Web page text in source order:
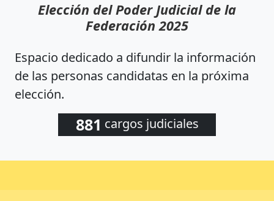
Elección del Poder Judicial de la
Federación 2025
Espacio dedicado a difundir la información
de las personas candidatas en la próxima
elección.
881 cargos judiciales